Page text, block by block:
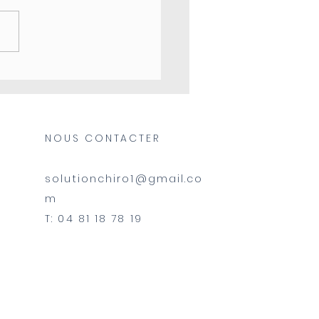
NOUS CONTACTER
solutionchiro1@gmail.co
m
T: 04 81 18 78 19